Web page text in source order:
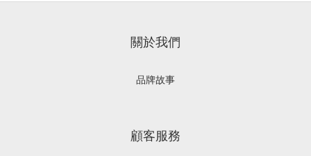
關於我們
品牌故事
顧客服務